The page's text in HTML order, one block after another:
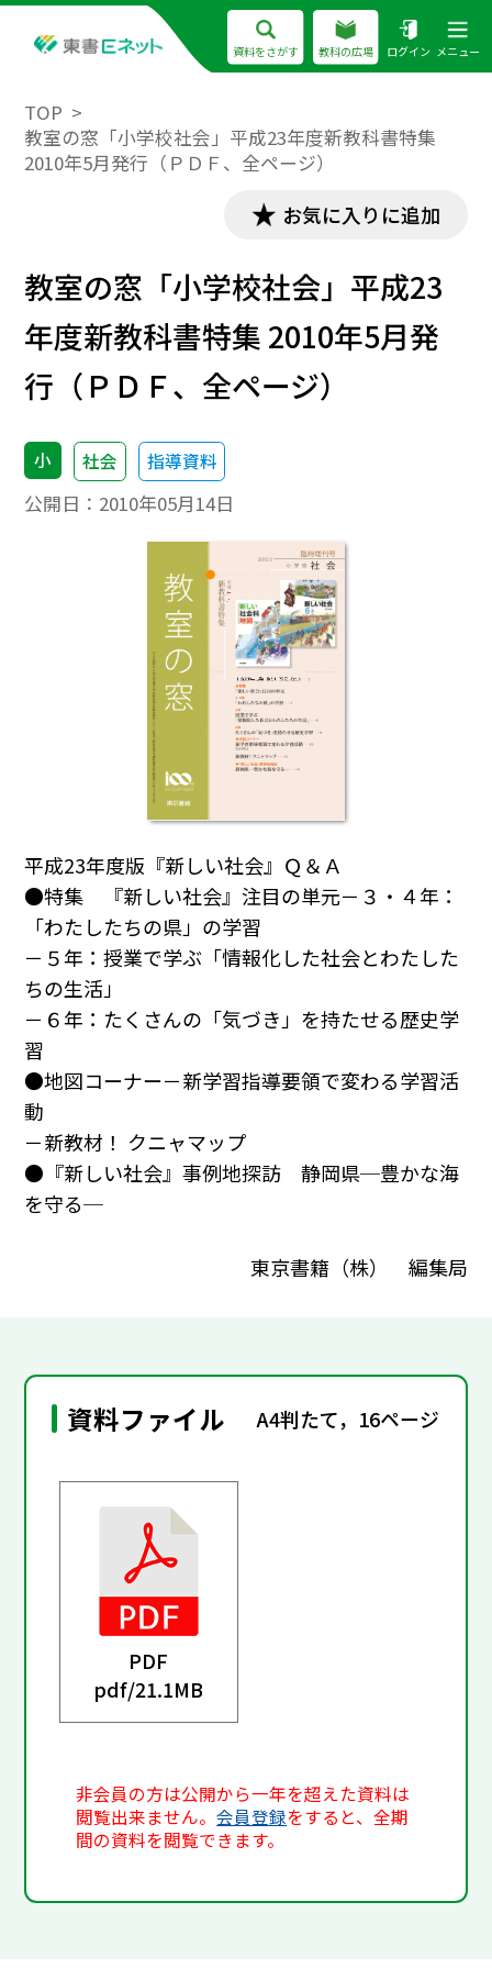
資料をさがす 教科の広場 ログイン メニュー
TOP
教室の窓「小学校社会」平成23年度新教科書特集
2010年5月発行（ＰＤＦ、全ページ）
お気に入りに追加
教室の窓「小学校社会」平成23
年度新教科書特集 2010年5月発
行（ＰＤＦ、全ページ）
小 社会 指導資料
公開日： 2010年05月14日
平成23年度版『新しい社会』Ｑ＆Ａ
●特集 『新しい社会』注目の単元－３・４年：
「わたしたちの県」の学習
－５年：授業で学ぶ「情報化した社会とわたした
ちの生活」
－６年：たくさんの「気づき」を持たせる歴史学
習
●地図コーナー－新学習指導要領で変わる学習活
動
－新教材！ クニャマップ
●『新しい社会』事例地探訪 静岡県─豊かな海
を守る─
東京書籍（株） 編集局
資料ファイル A4判たて，16ページ
PDF
pdf/21.1MB
非会員の方は公開から一年を超えた資料は
閲覧出来ません。会員登録をすると、全期
間の資料を閲覧できます。